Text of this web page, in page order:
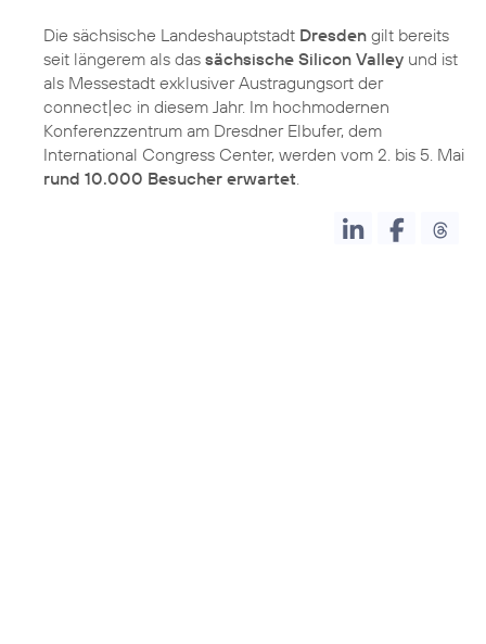
Die sächsische Landeshauptstadt Dresden gilt bereits
seit längerem als das sächsische Silicon Valley und ist
als Messestadt exklusiver Austragungsort der
connect|ec in diesem Jahr. Im hochmodernen
Konferenzzentrum am Dresdner Elbufer, dem
International Congress Center, werden vom 2. bis 5. Mai
rund 10.000 Besucher erwartet.